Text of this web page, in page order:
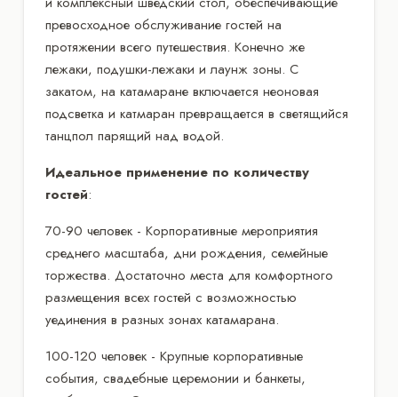
превосходное обслуживание гостей на
протяжении всего путешествия. Конечно же
лежаки, подушки-лежаки и лаунж зоны. С
закатом, на катамаране включается неоновая
подсветка и катмаран превращается в светящийся
танцпол парящий над водой.
Идеальное применение по количеству
гостей:
70-90 человек - Корпоративные мероприятия
среднего масштаба, дни рождения, семейные
торжества. Достаточно места для комфортного
размещения всех гостей с возможностью
уединения в разных зонах катамарана.
100-120 человек - Крупные корпоративные
события, свадебные церемонии и банкеты,